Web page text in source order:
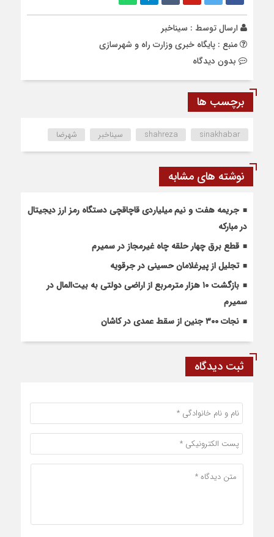
ارسال توسط : سیناخبر
منبع : پایگاه خبری وزارت راه و شهرسازی
بدون دیدگاه
برچسب ها
shahreza sinakhabar سیناخبر شهرضا
نوشته های مشابه
جریمه هفت و نیم میلیاردی قاچاقچی دستگاه رمز ارز دیجیتال
در مبارکه
قطع برق چهار حلقه چاه غیرمجاز در سمیرم
تجلیل از پیرغلامان حسینی در جرقویه
بازگشت ۱۰ هزار مترمربع از اراضی دولتی به بیت‌المال در
سمیرم
نجات ۳۰۰ جنین از سقط عمدی در کاشان
ثبت دیدگاه